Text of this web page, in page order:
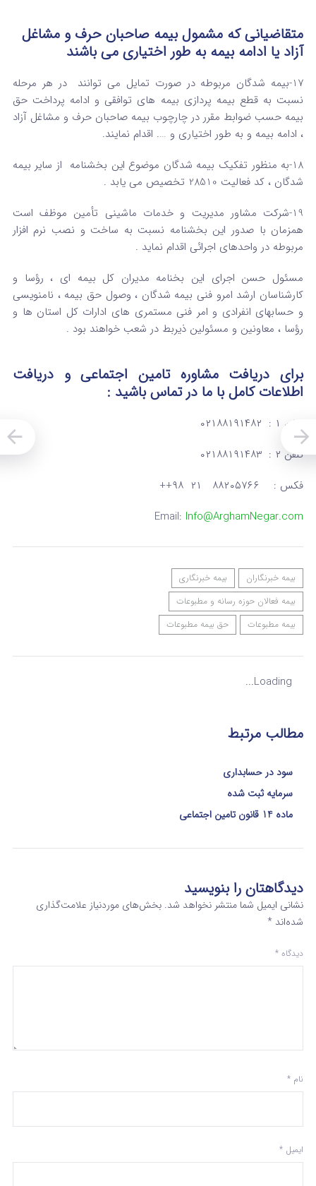
متقاضیانی که مشمول بیمه صاحبان حرف و مشاغل
آزاد یا ادامه بیمه به طور اختیاری می باشند
17-بیمه شدگان مربوطه در صورت تمایل می توانند در هر مرحله
نسبت به قطع بیمه پردازی بیمه های توافقی و ادامه پرداخت حق
بیمه حسب ضوابط مقرر در چارچوب بیمه صاحبان حرف و مشاغل آزاد
، ادامه بیمه و به طور اختیاری و …. اقدام نمایند.
18-به منظور تفکیک بیمه شدگان موضوع این بخشنامه از سایر بیمه
شدگان ، کد فعالیت 28510 تخصیص می یابد .
19-شرکت مشاور مدیریت و خدمات ماشینی تأمین موظف است
همزمان با صدور این بخشنامه نسبت به ساخت و نصب نرم افزار
مربوطه در واحدهای اجرائی اقدام نماید .
مسئول حسن اجرای این بخنامه مدیران کل بیمه ای ، رؤسا و
کارشناسان ارشد امرو فنی بیمه شدگان ، وصول حق بیمه ، نامنویسی
و حسابهای انفرادی و امر فنی مستمری های ادارات کل استان ها و
رؤسا ، معاونین و مسئولین ذیربط در شعب خواهند بود .
برای دریافت مشاوره تامین اجتماعی و دریافت
اطلاعات کاملبا ما در تماسباشید :
تلفن ۱ : ۰۲۱۸۸۱۹۱۴۸۲
تلفن ۲ : ۰۲۱۸۸۱۹۱۴۸۳
فکس : ۸۸۲۰۵۷۶۶ ۲۱ ۹۸++
Email: Info@ArghamNegar.com
بیمه خبرنگاران
بیمه خبرنگاری
بیمه فعالان حوزه رسانه و مطبوعات
بیمه مطبوعات
حق بیمه مطبوعات
Loading...
مطالب مرتبط
سود در حسابداری
سرمایه ثبت شده
ماده 14 قانون تامین اجتماعی
دیدگاهتان را بنویسید
نشانی ایمیل شما منتشر نخواهد شد. بخش‌های موردنیاز علامت‌گذاری
شده‌اند *
دیدگاه *
نام *
ایمیل *